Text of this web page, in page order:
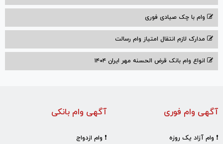
وام با‌ چک صیادی‌ فوری
مدارک لازم انتقال امتیاز وام رسالت
انواع وام بانک قرض الحسنه مهر ایران ۱۴۰۴
آگهی وام بانکی
❗ وام ازدواج
آگهی وام فوری
❗ وام آزاد یک روزه